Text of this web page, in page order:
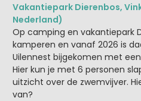
Vakantiepark Dierenbos,
Nederland)
Op camping en vakantiepark
kamperen en vanaf 2026 is
Uilennest bijgekomen met
Hier kun je met 6 personen
uitzicht over de zwemvijver.
van?